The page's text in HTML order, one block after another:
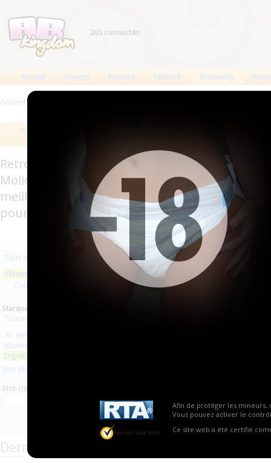
Afin de protéger les mineurs,
Vous pouvez activer le
Ce site web a été certifié
265 connectés
Accueil Images Forums Lecture Shopping
Accueil >
Tous les produits
Retrouverez sur cette page les meilleures
Molicare, Comficare, Confiance, Depend,
meilleurs produits aussi bien pour les
pour l'incontinence.
Tous les produits
Vêtements en latex
Culottes latex
Marques :
Toutes les marques
AC Medicals Supplies
(dummy rubber clothes)
Dignity
Voir plus
Mot-clé
Les plus récents Trier par nom
Aucun produit trouvé.
Derniers commentaires de produits